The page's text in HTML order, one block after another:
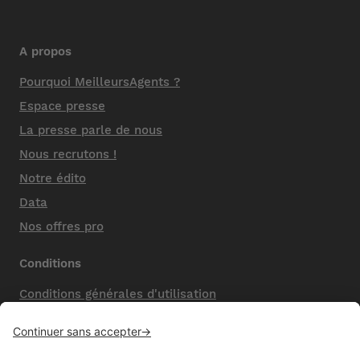
A propos
Pourquoi MeilleursAgents ?
Espace presse
La presse parle de nous
Nous recrutons !
Notre édito
Data
Nos offres pro
Conditions
Conditions générales d'utilisation
Nos honoraires de vente